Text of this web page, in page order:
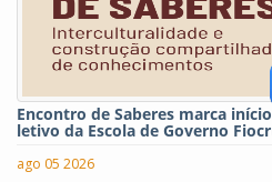
Encontro de Saberes marca
letivo da Escola de Governo
ago 05 2026